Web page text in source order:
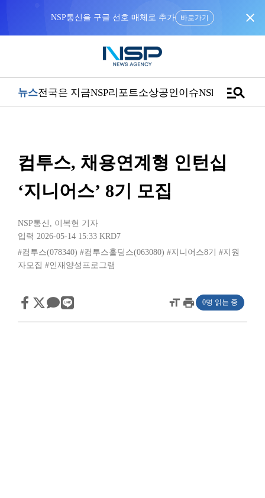
NSP통신을 구글 선호 매체로 추가 바로가기 close
뉴스전국은 지금NSP리포트소상공인이슈NSPTVmanage_search
컴투스, 채용연계형 인턴십
‘지니어스’ 8기 모집
NSP통신 , 이복현 기자
입력 2026-05-14 15:33 KRD7
#컴투스(078340) #컴투스홀딩스(063080) #지니어스8기
#지원
자모집 #인재양성프로그램
format_sizeprint 0명 읽는 중